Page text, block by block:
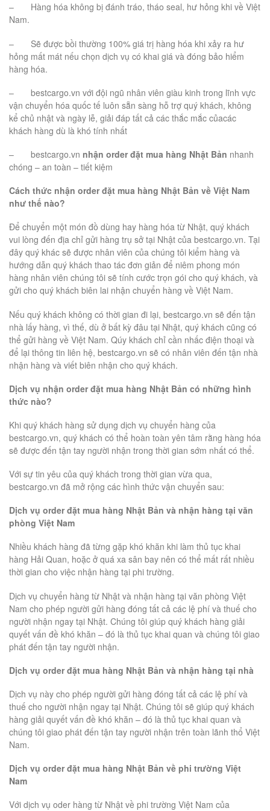
– Hàng hóa không bị đánh tráo, tháo seal, hư hỏng khi về Việt
Nam.
– Sẽ được bồi thường 100% giá trị hàng hóa khi xảy ra hư
hỏng mất mát nếu chọn dịch vụ có khai giá và đóng bảo hiểm
hàng hóa.
– bestcargo.vn với đội ngũ nhân viên giàu kinh trong lĩnh vực
vận chuyển hóa quốc tế luôn sẵn sàng hỗ trợ quý khách, không
kể chủ nhật và ngày lễ, giải đáp tất cả các thắc mắc củacác
khách hàng dù là khó tính nhất
– bestcargo.vn nhận order đặt mua hàng Nhật Bản nhanh
chóng – an toàn – tiết kiệm
Cách thức nhận order đặt mua hàng Nhật Bản về Việt Nam
như thế nào?
Để chuyển một món đồ dùng hay hàng hóa từ Nhật, quý khách
vui lòng đến địa chỉ gửi hàng trụ sở tại Nhật của bestcargo.vn. Tại
đây quý khác sẽ được nhân viên của chúng tôi kiểm hàng và
hướng dẫn quý khách thao tác đơn giản để niêm phong món
hàng nhân viên chúng tôi sẽ tính cước trọn gói cho quý khách, và
gửi cho quý khách biên lai nhận chuyển hàng về Việt Nam.
Nếu quý khách không có thời gian đi lại, bestcargo.vn sẽ đến tận
nhà lấy hàng, vì thế, dù ở bất kỳ đâu tại Nhật, quý khách cũng có
thể gửi hàng về Việt Nam. Qúy khách chỉ cần nhấc điện thoại và
để lại thông tin liên hệ, bestcargo.vn sẽ có nhân viên đến tận nhà
nhận hàng và viết biên nhận cho quý khách.
Dịch vụ nhận order đặt mua hàng Nhật Bản có những hình
thức nào?
Khi quý khách hàng sử dụng dịch vụ chuyển hàng của
bestcargo.vn, quý khách có thể hoàn toàn yên tâm rằng hàng hóa
sẽ được đến tận tay người nhận trong thời gian sớm nhất có thể.
Với sự tin yêu của quý khách trong thời gian vừa qua,
bestcargo.vn đã mở rộng các hình thức vận chuyển sau:
Dịch vụ order đặt mua hàng Nhật Bản và nhận hàng tại văn
phòng Việt Nam
Nhiều khách hàng đã từng gặp khó khăn khi làm thủ tục khai
hàng Hải Quan, hoặc ở quá xa sân bay nên có thể mất rất nhiều
thời gian cho việc nhận hàng tại phi trường.
Dịch vụ chuyển hàng từ Nhật và nhận hàng tại văn phòng Việt
Nam cho phép người gửi hàng đóng tất cả các lệ phí và thuế cho
người nhận ngay tại Nhật. Chúng tôi giúp quý khách hàng giải
quyết vấn đề khó khăn – đó là thủ tục khai quan và chúng tôi giao
phát đến tận tay người nhận.
Dịch vụ order đặt mua hàng Nhật Bản và nhận hàng tại nhà
Dịch vụ này cho phép người gửi hàng đóng tất cả các lệ phí và
thuế cho người nhận ngay tại Nhật. Chúng tôi sẽ giúp quý khách
hàng giải quyết vấn đề khó khăn – đó là thủ tục khai quan và
chúng tôi giao phát đến tận tay người nhận trên toàn lãnh thổ Việt
Nam.
Dịch vụ order đặt mua hàng Nhật Bản về phi trường Việt
Nam
Với dịch vụ oder hàng từ Nhật về phi trường Việt Nam của